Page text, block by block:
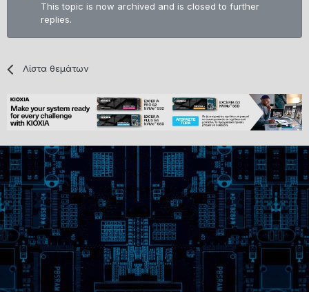
This topic is now archived and is closed to further
replies.
Λίστα θεμάτων